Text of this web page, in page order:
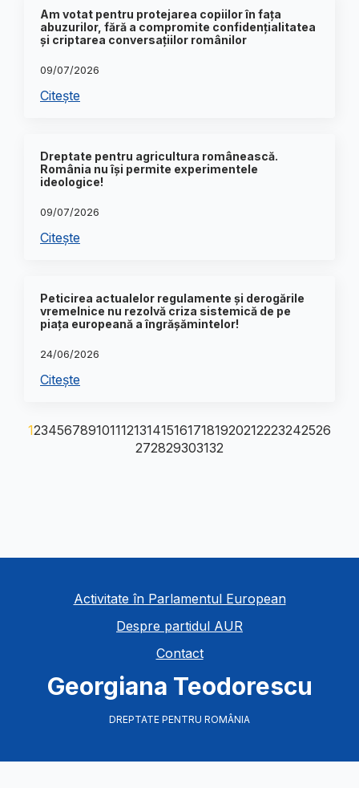
Am votat pentru protejarea copiilor în fața
abuzurilor, fără a compromite confidențialitatea
și criptarea conversațiilor românilor
09/07/2026
Citește
Dreptate pentru agricultura românească.
România nu își permite experimentele
ideologice!
09/07/2026
Citește
Peticirea actualelor regulamente și derogările
vremelnice nu rezolvă criza sistemică de pe
piața europeană a îngrășămintelor!
24/06/2026
Citește
1234567891011121314151617181920212223242526
272829303132
Georgiana Teodorescu
DREPTATE PENTRU ROMÂNIA
Activitate în Parlamentul European
Despre partidul AUR
Contact